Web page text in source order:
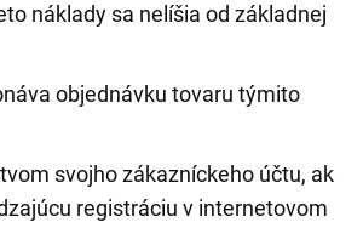
náklady sa nelíšia od základnej
objednávku tovaru týmito
svojho zákazníckeho účtu, ak
registráciu v internetovom